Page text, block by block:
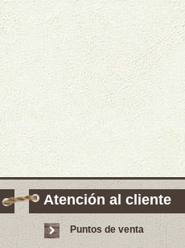
Atención al cliente
Puntos de venta